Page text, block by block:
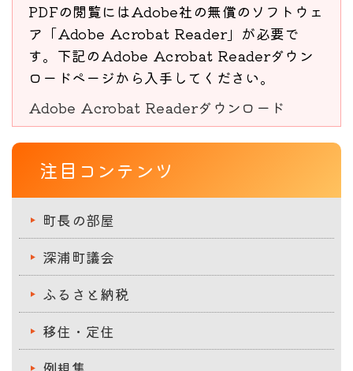
PDFの閲覧にはAdobe社の無償のソフトウェ
ア「Adobe Acrobat Reader」が必要で
す。下記のAdobe Acrobat Readerダウン
ロードページから入手してください。
Adobe Acrobat Readerダウンロード
注目コンテンツ
町長の部屋
深浦町議会
ふるさと納税
移住・定住